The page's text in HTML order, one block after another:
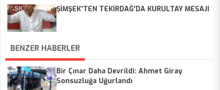
ŞİMŞEK'TEN TEKİRDAĞ'DA KURULTAY MESAJI
BENZER HABERLER
Bir Çınar Daha Devrildi: Ahmet Giray
Sonsuzluğa Uğurlandı